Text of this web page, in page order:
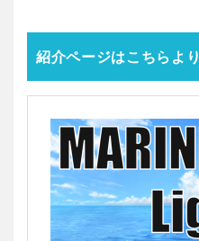
紹介ページはこちらより